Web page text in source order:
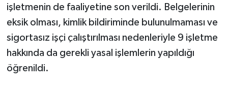
işletmenin de faaliyetine son verildi. Belgelerinin
eksik olması, kimlik bildiriminde bulunulmaması ve
sigortasız işçi çalıştırılması nedenleriyle 9 işletme
hakkında da gerekli yasal işlemlerin yapıldığı
öğrenildi.